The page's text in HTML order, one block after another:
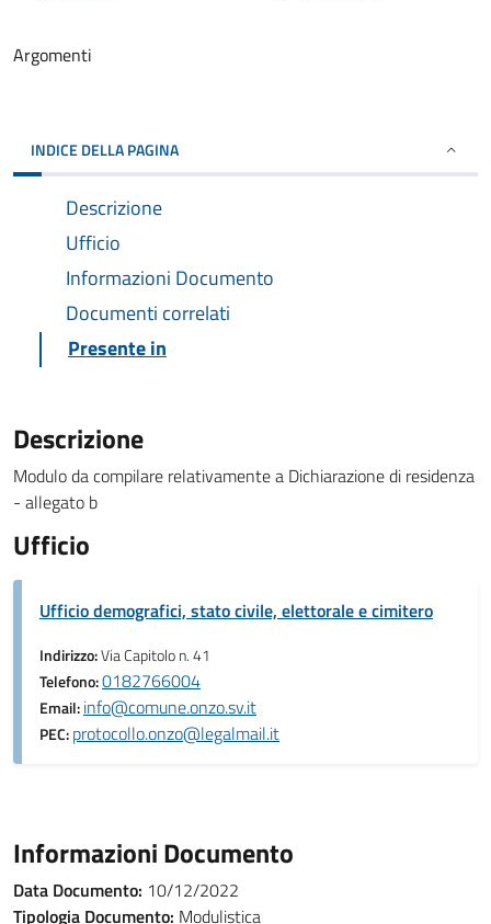
Argomenti
INDICE DELLA PAGINA
Descrizione
Ufficio
Informazioni Documento
Documenti correlati
Presente in
Descrizione
Modulo da compilare relativamente a Dichiarazione di residenza
- allegato b
Ufficio
Ufficio demografici, stato civile, elettorale e cimitero
Indirizzo:Via Capitolo n. 41
Telefono:0182766004
Email:info@comune.onzo.sv.it
PEC:protocollo.onzo@legalmail.it
Informazioni Documento
Data Documento: 10/12/2022
Tipologia Documento: Modulistica